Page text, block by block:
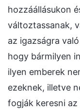
hozzáállásukon
változtassanak,
az igazságra
hogy bármilyen
ilyen emberek
ezeknek, illetve
fogják keresni